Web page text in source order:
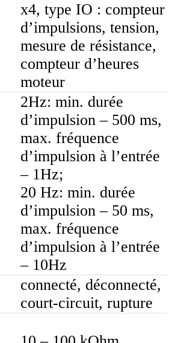
x4, type IO : compteur
d’impulsions, tension,
mesure de résistance,
compteur d’heures
moteur
2Hz: min. durée
d’impulsion – 500 ms,
max. fréquence
d’impulsion à l’entrée
– 1Hz;
20 Hz: min. durée
d’impulsion – 50 ms,
max. fréquence
d’impulsion à l’entrée
– 10Hz
connecté, déconnecté,
court-circuit, rupture